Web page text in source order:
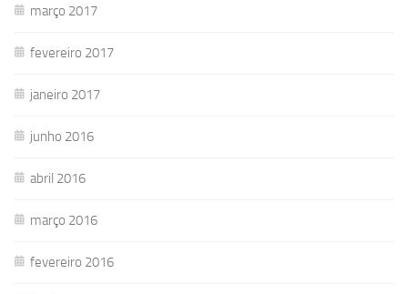
março 2017
fevereiro 2017
janeiro 2017
junho 2016
abril 2016
março 2016
fevereiro 2016